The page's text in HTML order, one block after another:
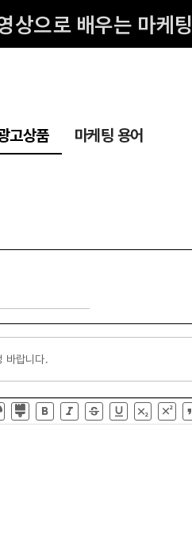
상으로 배우는 마케팅
고상품 마케팅 용어